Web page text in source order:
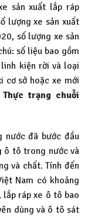
sản xuất lắp ráp
lượng xe sản xuất
số lượng xe sản
số liệu bao gồm
kiện rời và loại
cơ sở hoặc xe mới
Thực trạng chuỗi
nước đã bước đầu
ô tô trong nước và
và chất. Tính đến
Nam có khoảng
lắp ráp xe ô tô bao
dùng và ô tô sát